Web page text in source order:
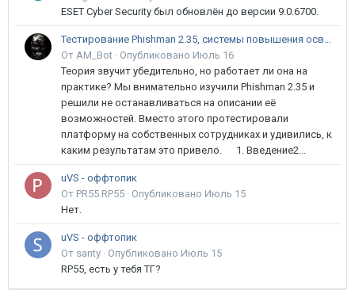
ESET Cyber Security был обновлён до версии 9.0.6700.
Тестирование Phishman 2.35, системы повышения осведомлённости пользователей в сфере ИБ
От AM_Bot · Опубликовано Июль 16
Теория звучит убедительно, но работает ли она на
практике? Мы внимательно изучили Phishman 2.35 и
решили не останавливаться на описании её
возможностей. Вместо этого протестировали
платформу на собственных сотрудниках и удивились, к
каким результатам это привело. 1. Введение2...
uVS - оффтопик
От PR55.RP55 · Опубликовано Июль 15
Нет.
uVS - оффтопик
От santy · Опубликовано Июль 15
RP55, есть у тебя ТГ?